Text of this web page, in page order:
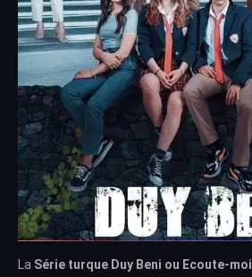
La Série turque Duy Beni ou Ecoute-moi